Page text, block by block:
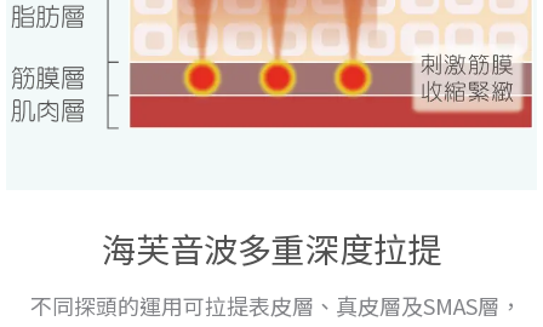
海芙音波多重深度拉提
不同探頭的運用可拉提表皮層、真皮層及SMAS層，